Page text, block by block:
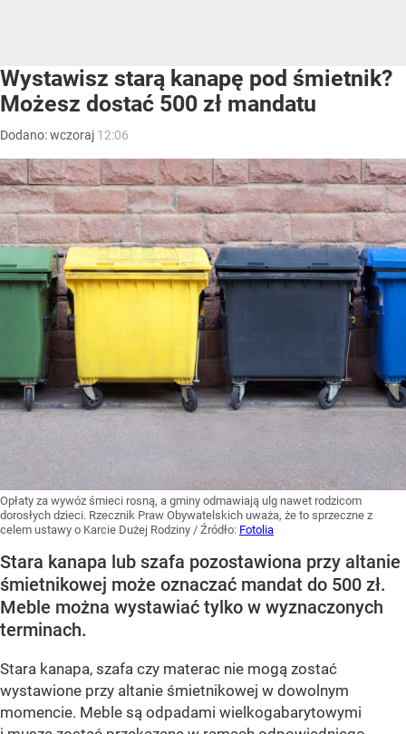
Wystawisz starą kanapę pod śmietnik?
Możesz dostać 500 zł mandatu
Dodano:wczoraj 12:06
Opłaty za wywóz śmieci rosną, a gminy odmawiają ulg nawet rodzicom
dorosłych dzieci. Rzecznik Praw Obywatelskich uważa, że to sprzeczne z
celem ustawy o Karcie Dużej Rodziny / Źródło: Fotolia
Stara kanapa lub szafa pozostawiona przy altanie
śmietnikowej może oznaczać mandat do 500 zł.
Meble można wystawiać tylko w wyznaczonych
terminach.
Stara kanapa, szafa czy materac nie mogą zostać
wystawione przy altanie śmietnikowej w dowolnym
momencie. Meble są odpadami wielkogabarytowymi